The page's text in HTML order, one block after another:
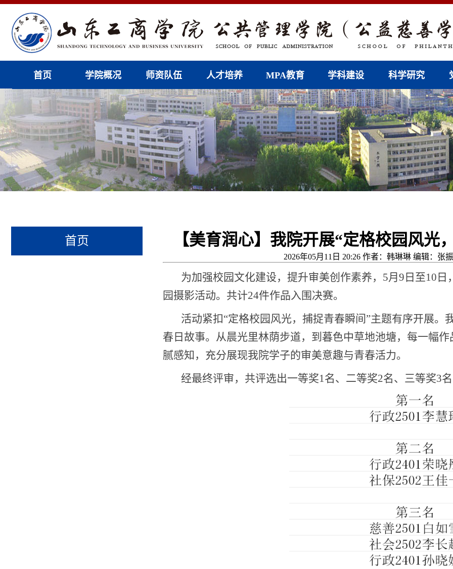
首页 学院概况 师资队伍 人才培养 MPA教育 学科建设 科学研究
首页 【美育润心】我院开展“定格校园风光
2026年05月11日 20:26 作者：韩琳琳 编辑：张
为加强校园文化建设，提升审美创作素养，5月9日至10
园摄影活动。共计24件作品入围决赛。
活动紧扣“定格校园风光，捕捉青春瞬间”主题有序开展
春日故事。从晨光里林荫步道，到暮色中草地池塘，每一幅
腻感知，充分展现我院学子的审美意趣与青春活力。
经最终评审，共评选出一等奖1名、二等奖2名、三等奖3